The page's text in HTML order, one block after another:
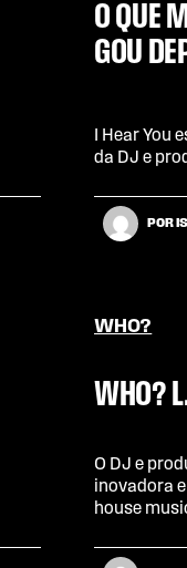
O QUE
GOU
I Hear You
da DJ e
POR
WHO?
WHO?
O DJ e
inovadora
house